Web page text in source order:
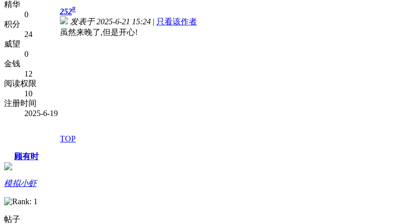
精华
0
积分
24
威望
0
金钱
12
阅读权限
10
注册时间
2025-6-19
252#
发表于 2025-6-21 15:24 | 只看该作者
虽然来晚了,但是开心!
TOP
顾有时
模拟小虾
帖子